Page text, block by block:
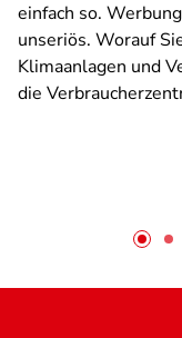
einfach so.
unseriös. Worauf
Klimaanlagen und
die